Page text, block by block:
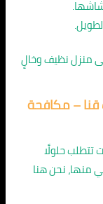
منزل نظيف وخالٍ
– مكافحة
تتطلب حلولًا
منها، نحن هنا